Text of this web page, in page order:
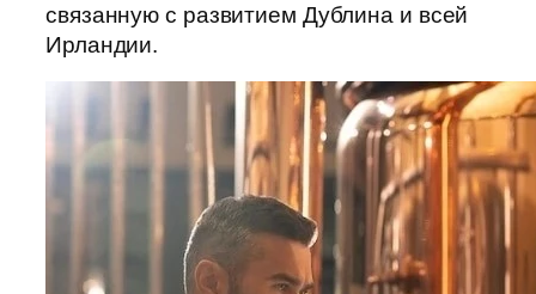
связанную с развитием Дублина и всей
Ирландии.